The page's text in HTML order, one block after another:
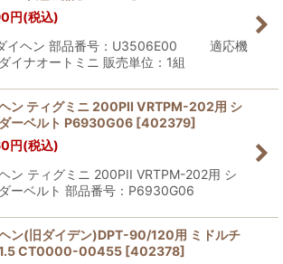
円(税込)
イヘン 部品番号：U3506E00 適応機
イナオートミニ 販売単位：1組
ン ティグミニ 200PII VRTPM-202用 シ
ーベルト P6930G06 [402379]
円(税込)
ン ティグミニ 200PII VRTPM-202用 シ
ーベルト 部品番号：P6930G06
ン(旧ダイデン)DPT-90/120用 ミドルチ
1.5 CT0000-00455 [402378]